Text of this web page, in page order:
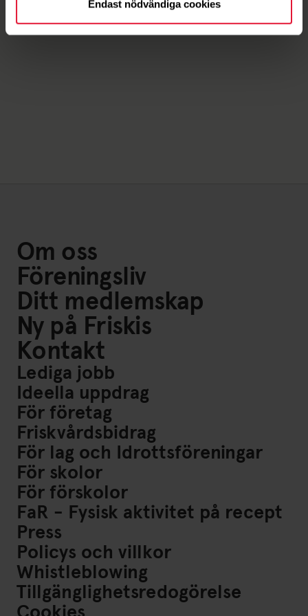
Endast nödvändiga cookies
Om oss
Föreningsliv
Ditt medlemskap
Ny på Friskis
Kontakt
Lediga jobb
Ideella uppdrag
För företag
Friskvårdsbidrag
För lag och Idrottsföreningar
För skolor
För förskolor
FaR - Fysisk aktivitet på recept
Press
Policys och villkor
Whistleblowing
Tillgänglighetsredogörelse